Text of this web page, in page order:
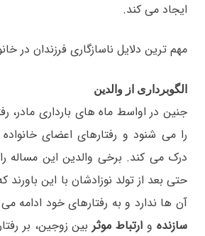
ایجاد می کند.
مهم ترین دلایل ناسازگاری فرزندان در
الگوبرداری از والدین
جنین در اواسط ماه های بارداری مادر،
را می شنود و رفتارهای اعضای
درک می کند. برخی والدین این مساله
حتی بعد از تولد نوزادشان با این باورند
آن ها ندارد و به رفتارهای خود ادامه
سازندهو ارتباط موثربین زوجین، بر